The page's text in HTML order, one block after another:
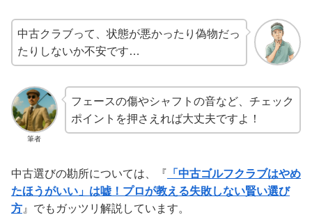
中古クラブって、状態が悪かったり偽物だっ
たりしないか不安です…
筆者
フェースの傷やシャフトの音など、チェック
ポイントを押さえれば大丈夫ですよ！
中古選びの勘所については、『 「中古ゴルフクラブはやめ
たほうがいい」は嘘！プロが教える失敗しない賢い選び
方 』でもガッツリ解説しています。